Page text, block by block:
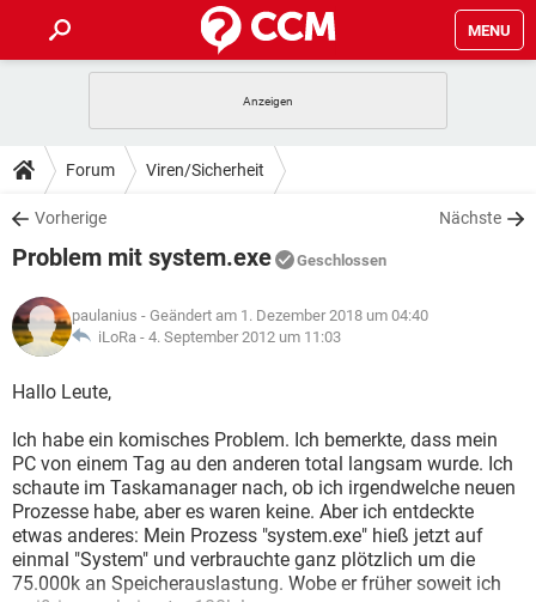
MENU
ANDROID
WINDOWS 10
WHATSAPP TIKTOK
FACEBOOK
TIPPS & TRICKS
SPIELE
WHATSAPP TIKTOK
FACEBOOK
DOWNLOADS
SPIELE STREAMING
ANDROID
WINDOWS 10 INSTAGRAM
WHATSAPP
SPIELE STREAMING
ANDROID
WINDOWS 10
WHATSAPP TIKTOK
FACEBOOK HARDWARE
LEXIKON
SPIELE
WINDOWS 10 INSTAGRAM
WHATSAPP TIKTOK
FACEBOOK HARDWARE
Forum Viren/Sicherheit
Vorherige Nächste
Problem mit system.exe Geschlossen
paulanius - Geändert am 1. Dezember 2018 um 04:40
iLoRa - 4. September 2012 um 11:03
Hallo Leute,
Ich habe ein komisches Problem. Ich bemerkte, dass mein
PC von einem Tag au den anderen total langsam wurde. Ich
schaute im Taskamanager nach, ob ich irgendwelche neuen
Prozesse habe, aber es waren keine. Aber ich entdeckte
etwas anderes: Mein Prozess "system.exe" hieß jetzt auf
einmal "System" und verbrauchte ganz plötzlich um die
75.000k an Speicherauslastung. Wobe er früher soweit ich